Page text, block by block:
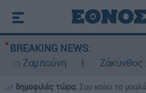
BREAKING NEWS:
Ζάκυνθος: Τι
δημοφιλές τώρα: Σου καίει το